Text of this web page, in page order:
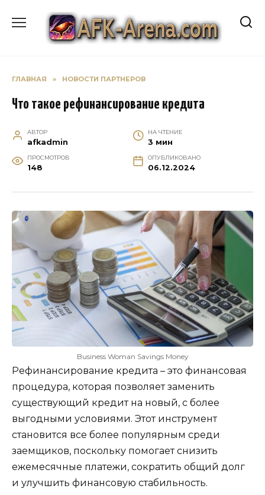
содержанию
ГЛАВНАЯ » НОВОСТИ ПАРТНЕРОВ
Что такое рефинансирование кредита
АВТОР
afkadmin
НА ЧТЕНИЕ
3 мин
ПРОСМОТРОВ
148
ОПУБЛИКОВАНО
06.12.2024
Business Woman Savings Money
Рефинансирование кредита – это финансовая
процедура, которая позволяет заменить
существующий кредит на новый, с более
выгодными условиями. Этот инструмент
становится все более популярным среди
заемщиков, поскольку помогает снизить
ежемесячные платежи, сократить общий долг
и улучшить финансовую стабильность.